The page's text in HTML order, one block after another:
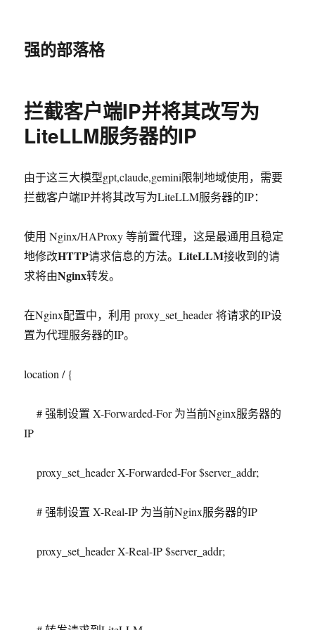
强的部落格
拦截客户端IP并将其改写为
LiteLLM服务器的IP
由于这三大模型gpt,claude,gemini限制地域使用，需要
拦截客户端IP并将其改写为LiteLLM服务器的IP：
使用 Nginx/HAProxy等前置代理，这是最通用且稳定
地修改HTTP请求信息的方法。LiteLLM接收到的请
求将由Nginx转发。
在Nginx配置中，利用 proxy_set_header将请求的IP设
置为代理服务器的IP。
location / {
#强制设置 X-Forwarded-For为当前Nginx服务器的
IP
proxy_set_header X-Forwarded-For $server_addr;
#强制设置 X-Real-IP 为当前Nginx服务器的IP
proxy_set_header X-Real-IP $server_addr;